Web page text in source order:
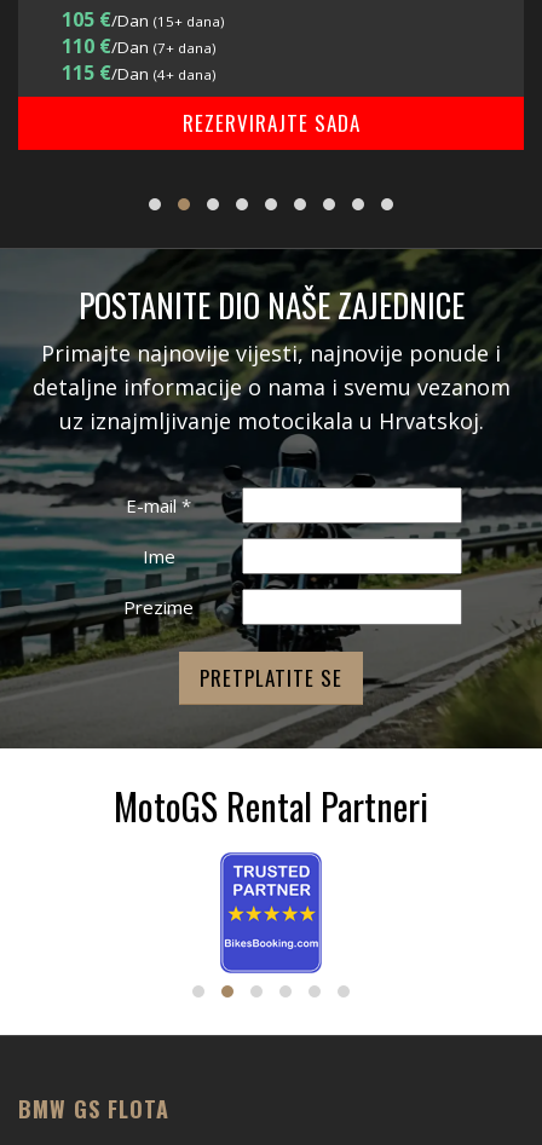
105 €/Dan (15+ dana)
110 €/Dan (7+ dana)
115 €/Dan (4+ dana)
REZERVIRAJTE SADA
POSTANITE DIO NAŠE ZAJEDNICE
Primajte najnovije vijesti, najnovije ponude i
detaljne informacije o nama i svemu vezanom
uz iznajmljivanje motocikala u Hrvatskoj.
E-mail*
Ime
Prezime
MotoGS Rental Partneri
BMW GS FLOTA